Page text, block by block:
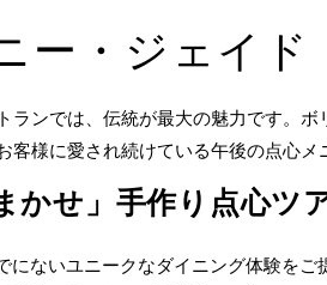
ー・ジェイド
ランでは、伝統が最大の魅力です。
様に愛され続けている午後の点心メ
かせ」手作り点心ツ
にないユニークなダイニング体験を